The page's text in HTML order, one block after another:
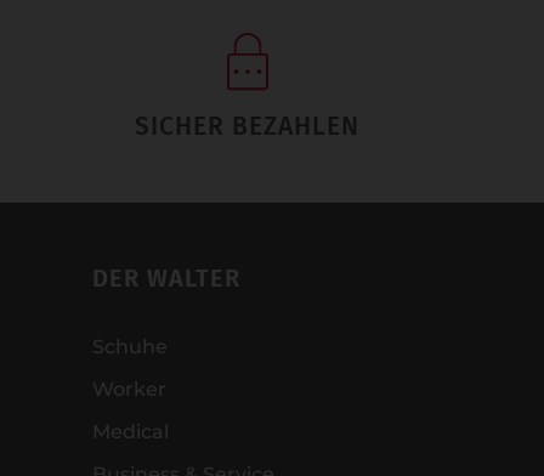
SICHER BEZAHLEN
DER WALTER
Schuhe
Worker
Medical